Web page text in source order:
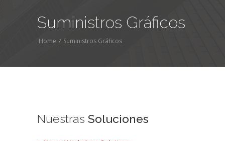
Suministros Gráficos
Home / Suministros Gráficos
Nuestras Soluciones